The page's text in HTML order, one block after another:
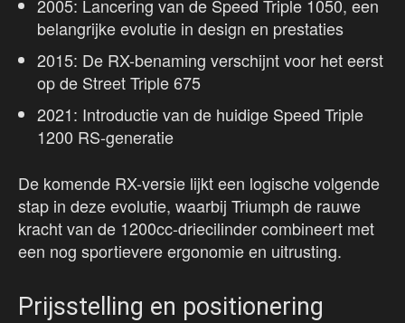
2005: Lancering van de Speed Triple 1050, een
belangrijke evolutie in design en prestaties
2015: De RX-benaming verschijnt voor het eerst
op de Street Triple 675
2021: Introductie van de huidige Speed Triple
1200 RS-generatie
De komende RX-versie lijkt een logische volgende
stap in deze evolutie, waarbij Triumph de rauwe
kracht van de 1200cc-driecilinder combineert met
een nog sportievere ergonomie en uitrusting.
Prijsstelling en positionering